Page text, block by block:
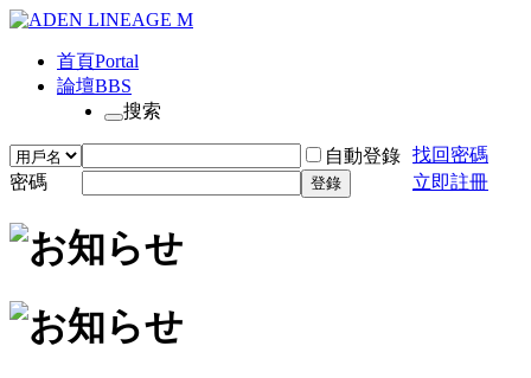
首頁Portal
論壇BBS
搜索
自動登錄 找回密碼
密碼
登錄 立即註冊